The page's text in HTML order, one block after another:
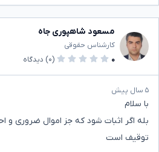
مسعود شاهپوری جاه
کارشناس حقوقی
۰
(۰) دیدگاه
۵ سال پیش
با سلام
بله اگر اثبات شود که جز اموال ضروری و
توقیف است